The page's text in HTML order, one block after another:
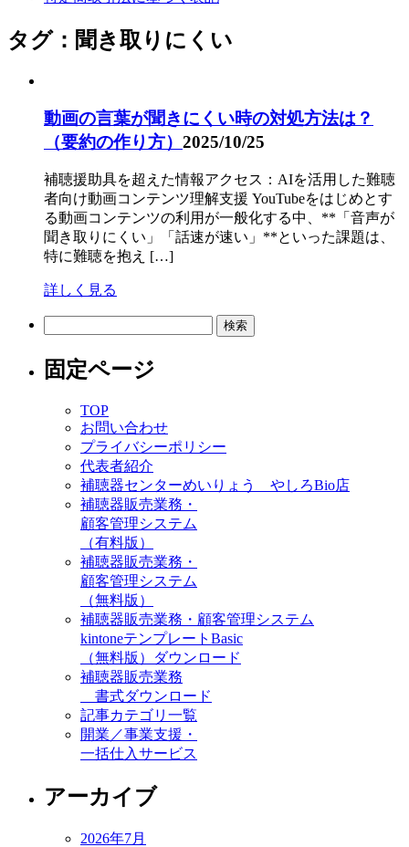
タグ：聞き取りにくい
動画の言葉が聞きにくい時の対処方法は？
（要約の作り方） 2025/10/25
補聴援助具を超えた情報アクセス：AIを活用した難聴
者向け動画コンテンツ理解支援 YouTubeをはじめとす
る動画コンテンツの利用が一般化する中、**「音声が
聞き取りにくい」「話速が速い」**といった課題は、
特に難聴を抱え […]
詳しく見る
固定ページ
TOP
お問い合わせ
プライバシーポリシー
代表者紹介
補聴器センターめいりょう やしろBio店
補聴器販売業務・
顧客管理システム
（有料版）
補聴器販売業務・
顧客管理システム
（無料版）
補聴器販売業務・顧客管理システム
kintoneテンプレートBasic
（無料版）ダウンロード
補聴器販売業務
書式ダウンロード
記事カテゴリ一覧
開業／事業支援・
一括仕入サービス
アーカイブ
2026年7月